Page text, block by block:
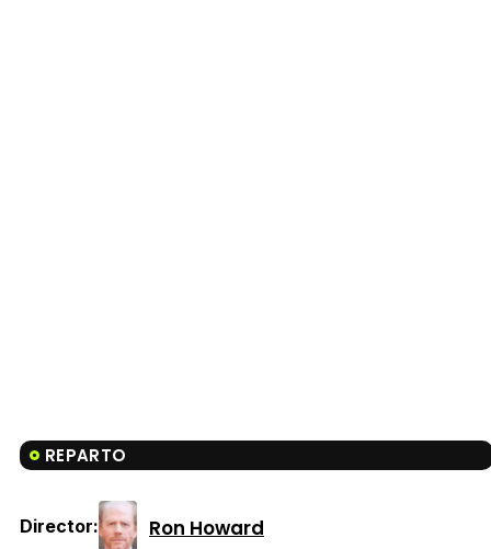
REPARTO
Director: Ron Howard